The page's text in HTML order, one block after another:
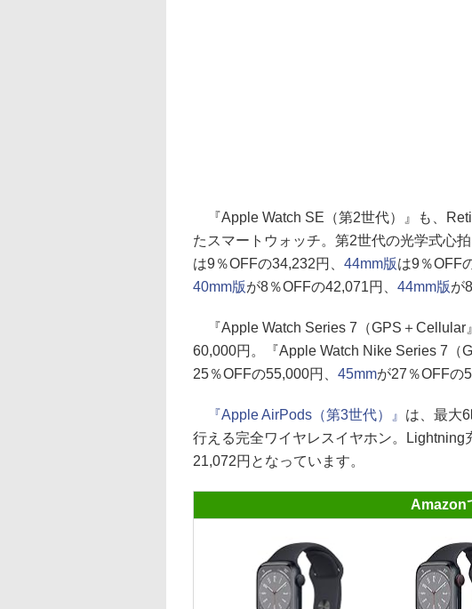
『Apple Watch SE（第2世代）』も、
たスマートウォッチ。第2世代の光学式心
は9％OFFの34,232円、 44mm版は9％OFF
40mm版が8％OFFの42,071円、 44mm版が
『Apple Watch Series 7（GPS＋Cellular
60,000円。『Apple Watch Nike Series 7（
25％OFFの55,000円、 45mmが27％OFFの
『Apple AirPods（第3世代）』 は、最大
行える完全ワイヤレスイヤホン。
21,072円となっています。
Amazon